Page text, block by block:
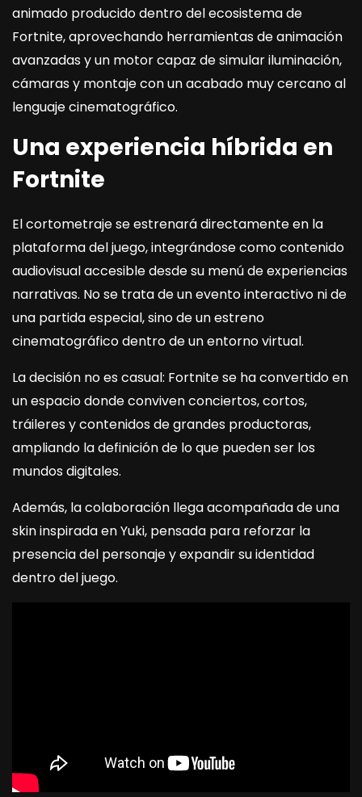
animado producido dentro del ecosistema de
Fortnite, aprovechando herramientas de animación
avanzadas y un motor capaz de simular iluminación,
cámaras y montaje con un acabado muy cercano al
lenguaje cinematográfico.
Una experiencia híbrida en
Fortnite
El cortometraje se estrenará directamente en la
plataforma del juego, integrándose como contenido
audiovisual accesible desde su menú de experiencias
narrativas. No se trata de un evento interactivo ni de
una partida especial, sino de un estreno
cinematográfico dentro de un entorno virtual.
La decisión no es casual: Fortnite se ha convertido en
un espacio donde conviven conciertos, cortos,
tráileres y contenidos de grandes productoras,
ampliando la definición de lo que pueden ser los
mundos digitales.
Además, la colaboración llega acompañada de una
skin inspirada en Yuki, pensada para reforzar la
presencia del personaje y expandir su identidad
dentro del juego.